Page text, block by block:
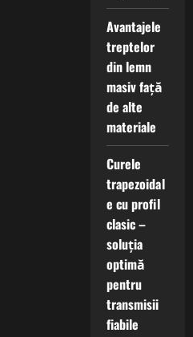
Avantajele
treptelor
din lemn
masiv față
de alte
materiale
Curele
trapezoidal
e cu profil
clasic –
soluția
optimă
pentru
transmisii
fiabile